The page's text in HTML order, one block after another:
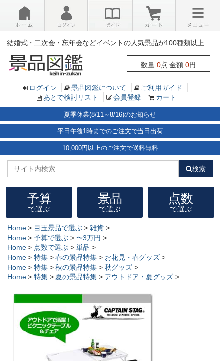
結婚式・二次会・忘年会などイベントの人気景品が100種類以上
数量:0点 金額:0円
×
ログイン 景品図鑑について
ご利用ガイド
あとで検討リスト
会員登録 カート
夏季休業(8/11～8/16)のお知らせ
平日午後1時までのご注文で当日出荷
10,000円以上のご注文で送料無料
検索
予算
で選ぶ
景品
で選ぶ
点数
で選ぶ
Home > 目玉景品で選ぶ > 雑貨 >
Home > 予算で選ぶ > 〜3万円 >
Home > 点数で選ぶ > 単品 >
Home > 特集 > 春の景品特集 > お花見・春グッズ >
Home > 特集 > 秋の景品特集 > 秋グッズ >
Home > 特集 > 夏の景品特集 > アウトドア・夏グッズ >